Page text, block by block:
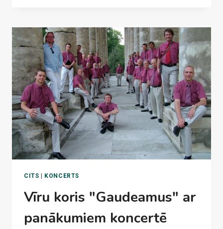
CITS KONCERTS
Vīru koris "Gaudeamus" ar
panākumiem koncertē